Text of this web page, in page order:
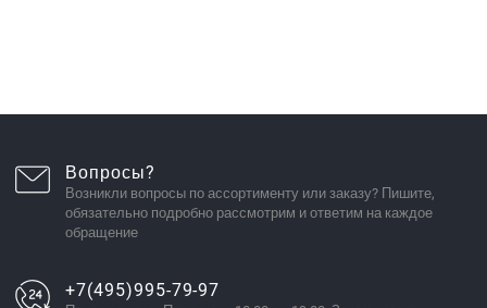
Вопросы?
Возникли вопросы по ассортименту или заказу? Пишите,
обязательно подробно рассмотрим и ответим на каждое
обращение
+7(495)995-79-97